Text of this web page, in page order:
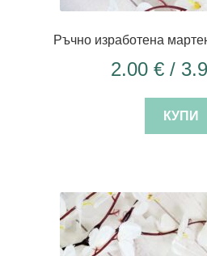
Ръчно изработена
2.00 € /
КУПИ